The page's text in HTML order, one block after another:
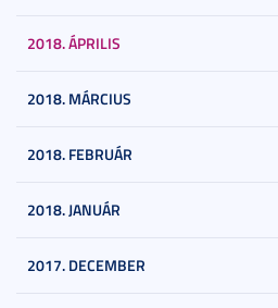
2018. ÁPRILIS
2018. MÁRCIUS
2018. FEBRUÁR
2018. JANUÁR
2017. DECEMBER